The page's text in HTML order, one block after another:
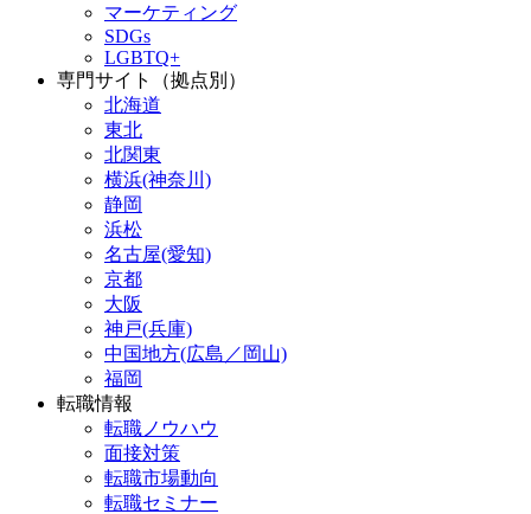
マーケティング
SDGs
LGBTQ+
専門サイト（拠点別）
北海道
東北
北関東
横浜(神奈川)
静岡
浜松
名古屋(愛知)
京都
大阪
神戸(兵庫)
中国地方(広島／岡山)
福岡
転職情報
転職ノウハウ
面接対策
転職市場動向
転職セミナー